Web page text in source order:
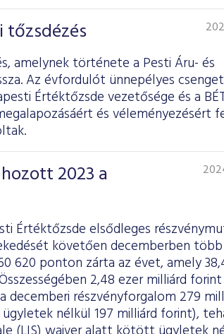
tőzsdézés
amelynek története a Pesti Áru- és
Az évfordulót ünnepélyes
Értéktőzsde vezetősége és a
és véleményezésért
2023 a
Értéktőzsde elsődleges
követően decemberben több
620 ponton zárta az évet, amely
2,48 ezer milliárd forint
decemberi részvényforgalom 279
nélkül 197 milliárd forint),